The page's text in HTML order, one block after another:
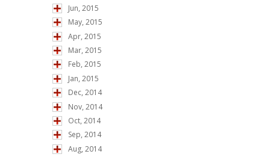
Jun, 2015
May, 2015
Apr, 2015
Mar, 2015
Feb, 2015
Jan, 2015
Dec, 2014
Nov, 2014
Oct, 2014
Sep, 2014
Aug, 2014